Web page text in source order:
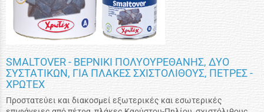
SMALTOVER - ΒΕΡΝΙΚΙ ΠΟΛΥΟΥΡΕΘΑΝΗΣ, ΔΥΟ
ΣΥΣΤΑΤΙΚΩΝ, ΓΙΑ ΠΛΑΚΕΣ ΣΧΙΣΤΟΛΙΘΟΥΣ, ΠΕΤΡΕΣ -
ΧΡΩΤΕΧ
Προστατεύει και διακοσμεί εξωτερικές και εσωτερικές